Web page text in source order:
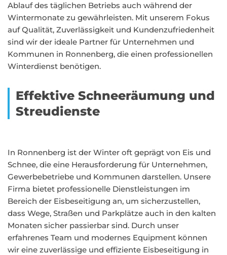
Ablauf des täglichen Betriebs auch während der
Wintermonate zu gewährleisten. Mit unserem Fokus
auf Qualität, Zuverlässigkeit und Kundenzufriedenheit
sind wir der ideale Partner für Unternehmen und
Kommunen in Ronnenberg, die einen professionellen
Winterdienst benötigen.
Effektive Schneeräumung und
Streudienste
In Ronnenberg ist der Winter oft geprägt von Eis und
Schnee, die eine Herausforderung für Unternehmen,
Gewerbebetriebe und Kommunen darstellen. Unsere
Firma bietet professionelle Dienstleistungen im
Bereich der Eisbeseitigung an, um sicherzustellen,
dass Wege, Straßen und Parkplätze auch in den kalten
Monaten sicher passierbar sind. Durch unser
erfahrenes Team und modernes Equipment können
wir eine zuverlässige und effiziente Eisbeseitigung in